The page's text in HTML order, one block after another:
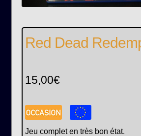
Red Dead
15,00€
Jeu complet en très bon état.